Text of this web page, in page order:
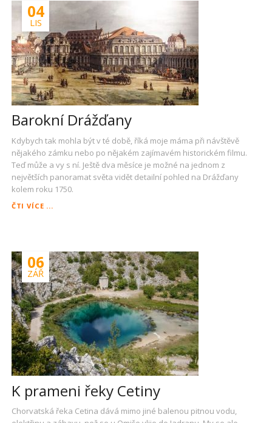
04
LIS
Barokní Drážďany
Kdybych tak mohla být v té době, říká moje máma při návštěvě
nějakého zámku nebo po nějakém zajímavém historickém filmu.
Teď může a vy s ní. Ještě dva měsíce je možné na jednom z
největších panoramat světa vidět detailní pohled na Drážďany
kolem roku 1750.
ČTI VÍCE ...
06
ZÁŘ
K prameni řeky Cetiny
Chorvatská řeka Cetina dává mimo jiné balenou pitnou vodu,